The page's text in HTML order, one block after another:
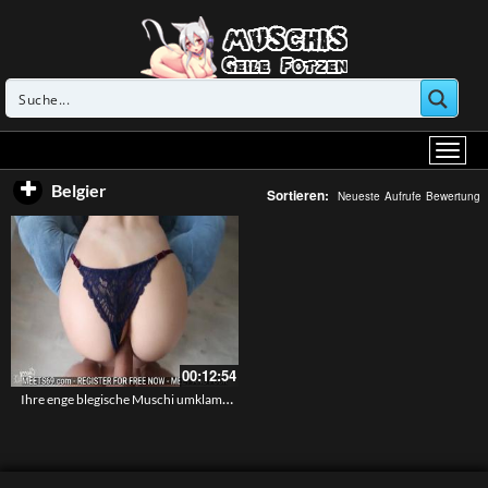
Belgier Sortieren: Neueste Aufrufe Bewertung
00:12:54
Ihre enge blegische Muschi umklammert meinen Schwanz